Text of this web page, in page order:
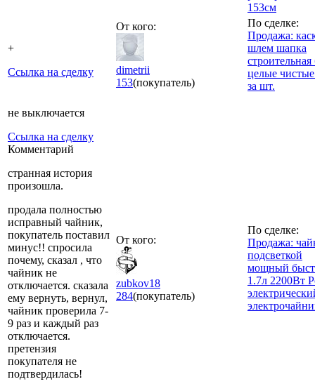
153см
+
Ссылка на сделку
От кого:
dimetrii
153(покупатель)
По сделке:
Продажа:
шлем шапка
строительная
целые
за шт.
не выключается
Ссылка на сделку
Комментарий
странная история
произошла.
продала полностью
исправный чайник,
покупатель поставил
минус!! спросила
почему, сказал , что
чайник не
отключается. сказала
ему вернуть, вернул,
чайник проверила 7-
9 раз и каждый раз
отключается.
претензия
покупателя не
подтвердилась!
От кого:
zubkov18
284(покупатель)
По сделке:
Продажа:
подсветкой
мощный
1.7л 2200Вт